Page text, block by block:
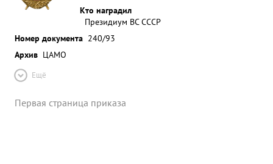
Кто наградил
Президиум ВС СССР
Номер документа 240/93
Архив ЦАМО
Ещё
Первая страница приказа